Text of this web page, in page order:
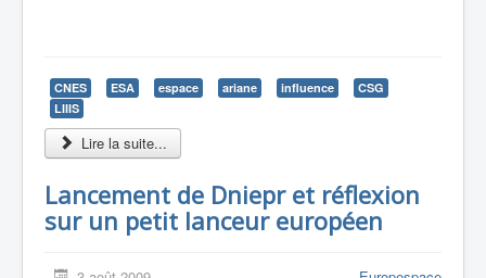
CNES ESA espace ariane influence
CSG
LIIIS
Lire la suite...
Lancement de Dniepr et réflexion
sur un petit lanceur européen